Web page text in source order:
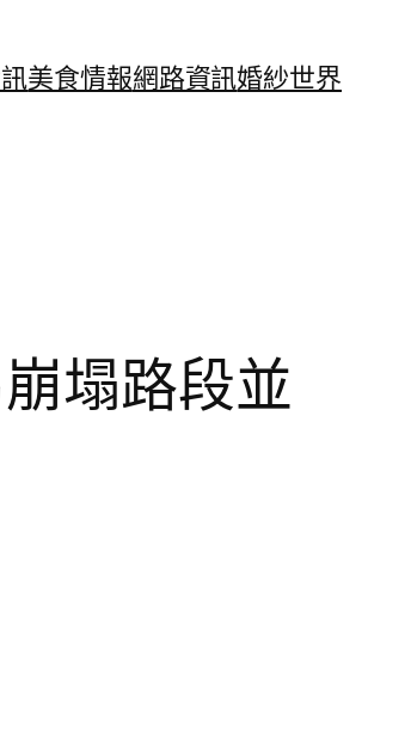
美食情報網路資訊婚紗世界
塌路段並